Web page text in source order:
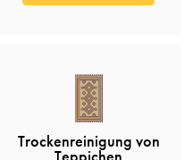
Trockenreinigung von